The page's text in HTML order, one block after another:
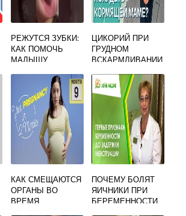
РЕЖУТСЯ ЗУБКИ:
КАК ПОМОЧЬ
МАЛЫШУ
СЛОЖНЫЙ
ПЕРИОД |
ЗДОРОВАЯ
ЖИЗНЬ |
ЗДОРОВЬЕ
ЦИКОРИЙ ПРИ
ГРУДНОМ
ВСКАРМЛИВАНИИ
КАК СМЕЩАЮТСЯ
ОРГАНЫ ВО
ВРЕМЯ
ПОЧЕМУ БОЛЯТ
ЯИЧНИКИ ПРИ
БЕРЕМЕННОСТИ